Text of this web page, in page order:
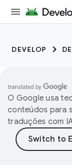
DEVELOP
O Google usa
conteúdos para
traduções com